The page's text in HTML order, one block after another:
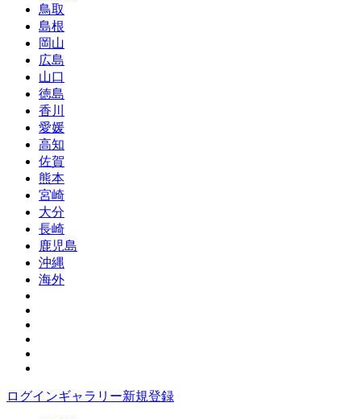
鳥取
島根
岡山
広島
山口
徳島
香川
愛媛
高知
佐賀
熊本
宮崎
大分
長崎
鹿児島
沖縄
海外
ログインギャラリー新規登録